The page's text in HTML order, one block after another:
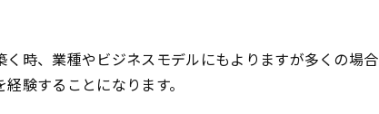
時、業種やビジネスモデルにもよりますが多くの場合
験することになります。